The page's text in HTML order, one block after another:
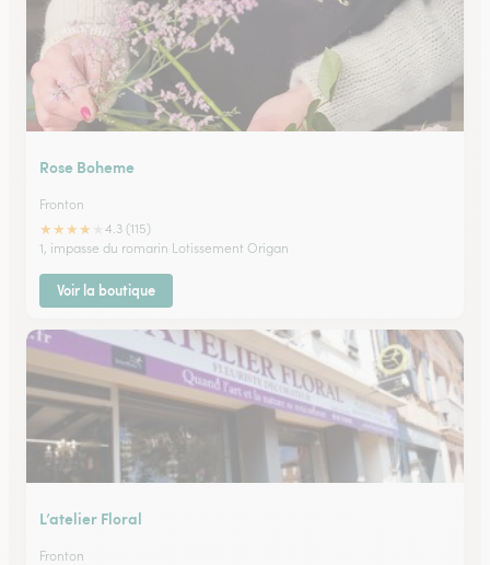
Rose Boheme
Fronton
★★★★
4.3 (115)
1, impasse du romarin Lotissement Origan
Voir la boutique
L’atelier Floral
Fronton